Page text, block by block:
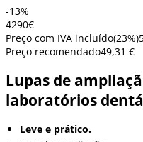
-13%
4290€
Preço com IVA incluído(23%)
Preço recomendado49,31 €
Lupas de
laboratórios
Leve e prático.